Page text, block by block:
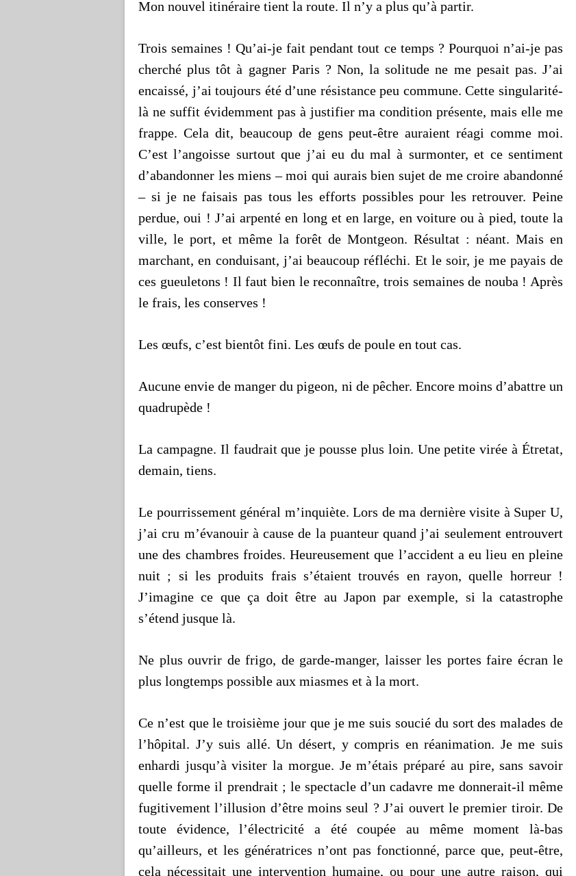
Mon nouvel itinéraire tient la route. Il n’y a plus qu’à partir.
Trois semaines ! Qu’ai-je fait pendant tout ce temps ? Pourquoi n’ai-je pas
cherché plus tôt à gagner Paris ? Non, la solitude ne me pesait pas. J’ai
encaissé, j’ai toujours été d’une résistance peu commune. Cette singularité-
là ne suffit évidemment pas à justifier ma condition présente, mais elle me
frappe. Cela dit, beaucoup de gens peut-être auraient réagi comme moi.
C’est l’angoisse surtout que j’ai eu du mal à surmonter, et ce sentiment
d’abandonner les miens – moi qui aurais bien sujet de me croire abandonné
– si je ne faisais pas tous les efforts possibles pour les retrouver. Peine
perdue, oui ! J’ai arpenté en long et en large, en voiture ou à pied, toute la
ville, le port, et même la forêt de Montgeon. Résultat : néant. Mais en
marchant, en conduisant, j’ai beaucoup réfléchi. Et le soir, je me payais de
ces gueuletons ! Il faut bien le reconnaître, trois semaines de nouba ! Après
le frais, les conserves !
Les œufs, c’est bientôt fini. Les œufs de poule en tout cas.
Aucune envie de manger du pigeon, ni de pêcher. Encore moins d’abattre un
quadrupède !
La campagne. Il faudrait que je pousse plus loin. Une petite virée à Étretat,
demain, tiens.
Le pourrissement général m’inquiète. Lors de ma dernière visite à Super U,
j’ai cru m’évanouir à cause de la puanteur quand j’ai seulement entrouvert
une des chambres froides. Heureusement que l’accident a eu lieu en pleine
nuit ; si les produits frais s’étaient trouvés en rayon, quelle horreur !
J’imagine ce que ça doit être au Japon par exemple, si la catastrophe
s’étend jusque là.
Ne plus ouvrir de frigo, de garde-manger, laisser les portes faire écran le
plus longtemps possible aux miasmes et à la mort.
Ce n’est que le troisième jour que je me suis soucié du sort des malades de
l’hôpital. J’y suis allé. Un désert, y compris en réanimation. Je me suis
enhardi jusqu’à visiter la morgue. Je m’étais préparé au pire, sans savoir
quelle forme il prendrait ; le spectacle d’un cadavre me donnerait-il même
fugitivement l’illusion d’être moins seul ? J’ai ouvert le premier tiroir. De
toute évidence, l’électricité a été coupée au même moment là-bas
qu’ailleurs, et les génératrices n’ont pas fonctionné, parce que, peut-être,
cela nécessitait une intervention humaine, ou pour une autre raison, qui